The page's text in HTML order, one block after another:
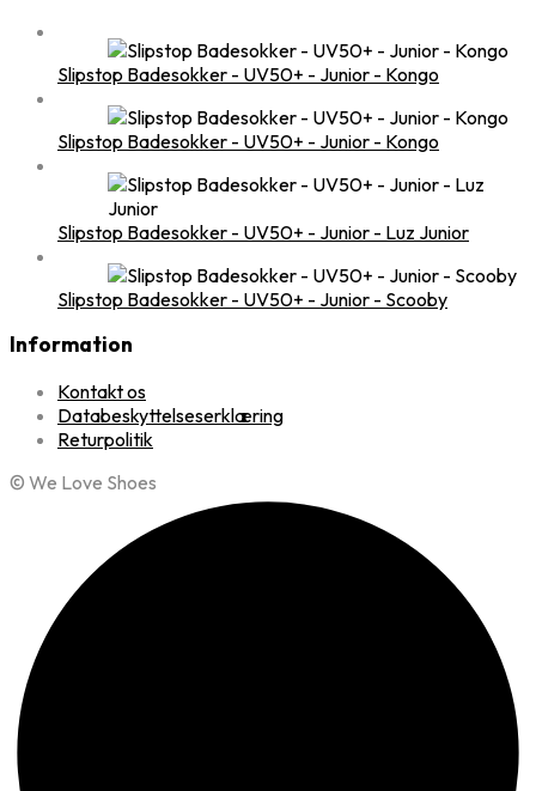
Slipstop Badesokker - UV50+ - Junior - Kongo
Slipstop Badesokker - UV50+ - Junior - Kongo
Slipstop Badesokker - UV50+ - Junior - Luz Junior
Slipstop Badesokker - UV50+ - Junior - Scooby
Information
Kontakt os
Databeskyttelseserklæring
Returpolitik
© We Love Shoes